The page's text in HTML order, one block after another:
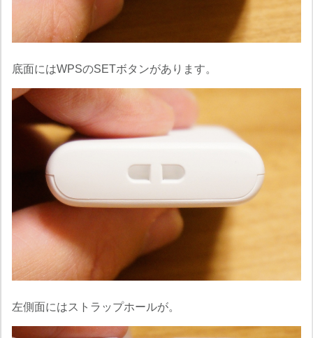
底面にはWPSのSETボタンがあります。
左側面にはストラップホールが。